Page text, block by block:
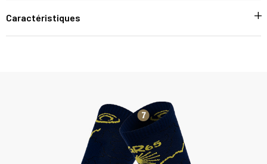
Caractéristiques